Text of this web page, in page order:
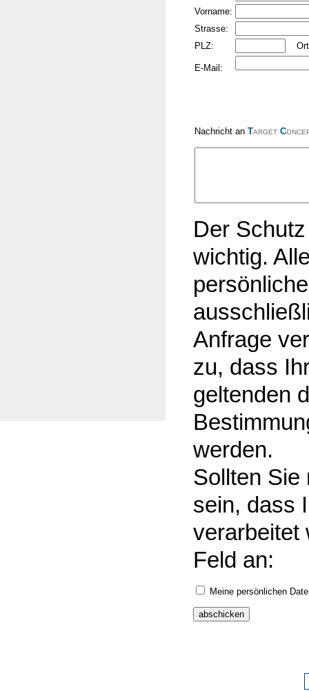
Vorname:
Strasse:
PLZ:
E-Mail:
Nachricht an Target C
Der
wichtig.
Anfrage
zu, dass
geltenden
werden.
Sollten Sie
sein, dass
verarbeitet
Feld an:
Meine persönlichen